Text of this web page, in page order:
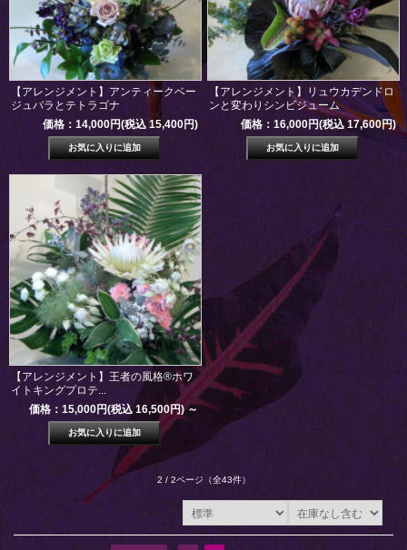
【アレンジメント】アンティークベー
ジュバラとテトラゴナ
価格：14,000円(税込 15,400円)
【アレンジメント】リュウカデンドロ
ンと変わりシンビジューム
価格：16,000円(税込 17,600円)
【アレンジメント】王者の風格®ホワ
イトキングプロテ...
価格：15,000円(税込 16,500円)～
2 / 2ページ （全43件）